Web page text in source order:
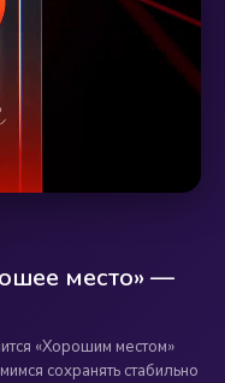
место» —
«Хорошим местом»
сохранять стабильно